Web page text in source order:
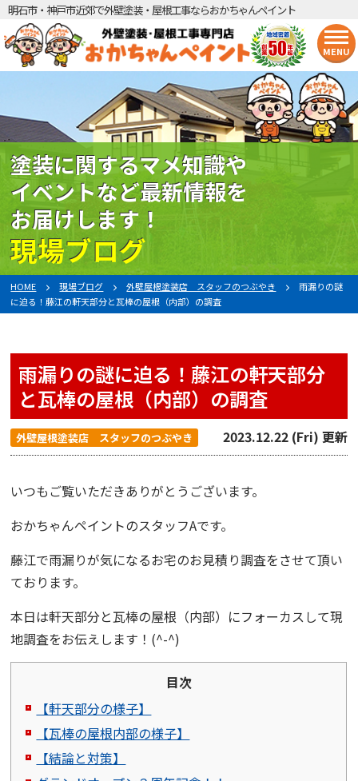
明石市・神戸市近郊で外壁塗装・屋根工事ならおかちゃんペイント
MENU
塗装に関するマメ知識や
イベントなど最新情報を
お届けします！
現場ブログ
HOME 現場ブログ 外壁屋根塗装店 スタッフのつぶやき
雨漏りの謎
に迫る！藤江の軒天部分と瓦棒の屋根（内部）の調査
雨漏りの謎に迫る！藤江の軒天部分
と瓦棒の屋根（内部）の調査
外壁屋根塗装店 スタッフのつぶやき 2023.12.22 (Fri) 更新
いつもご覧いただきありがとうございます。
おかちゃんペイントのスタッフAです。
藤江で雨漏りが気になるお宅のお見積り調査をさせて頂い
ております。
本日は軒天部分と瓦棒の屋根（内部）にフォーカスして現
地調査をお伝えします！(^-^)
目次
【軒天部分の様子】
【瓦棒の屋根内部の様子】
【結論と対策】